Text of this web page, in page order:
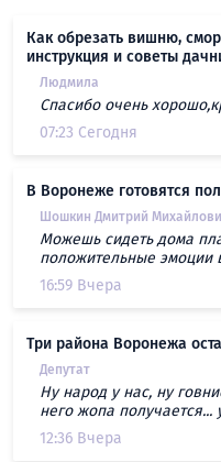
Как обрезать вишню,
инструкция и советы
Людмила
Спасибо очень
07:23 Сегодня
В Воронеже готовятся
Шошкин Дмитрий
Можешь сидеть дома
положительные эмоции
16:59 Вчера
Три района Воронежа
Депутат
Ну народ у нас, ну
него жопа
12:36 Вчера